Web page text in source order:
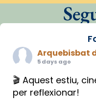
Arquebisbat
5 days ago
🎬 Aquest estiu,
per reflexionar!